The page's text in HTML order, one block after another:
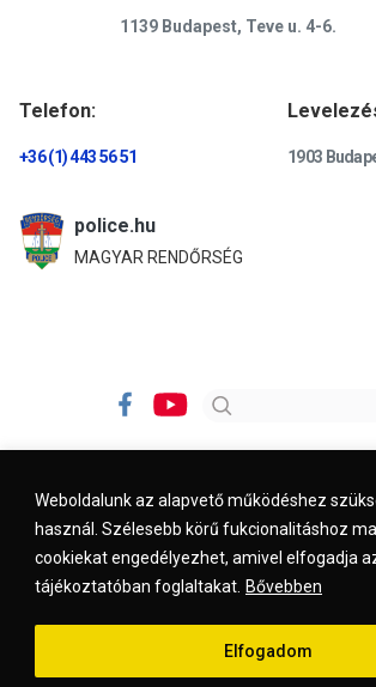
Weboldalunk az alapvető működéshez
használ. Szélesebb körű fukcionalitáshoz
cookiekat engedélyezhet, amivel elfogadja
tájékoztatóban foglaltakat. Bővebben
Elfogadom
1139 Budapest, Teve u. 4-6.
Telefon:
+36 (1) 443 56 51 1903
police.hu
MAGYAR RENDŐRSÉG
Impresszum Kapcsolat Jogi
© 2026. kreszvaltozas.hu